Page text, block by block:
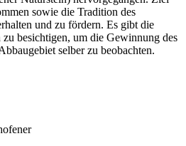
sowie die Tradition des
und zu fördern. Es gibt die
besichtigen, um die Gewinnung des
selber zu beobachten.